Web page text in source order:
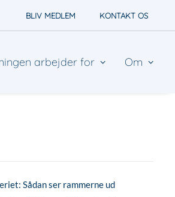
BLIV MEDLEM KONTAKT OS
arbejder for Om
Sådan ser rammerne ud